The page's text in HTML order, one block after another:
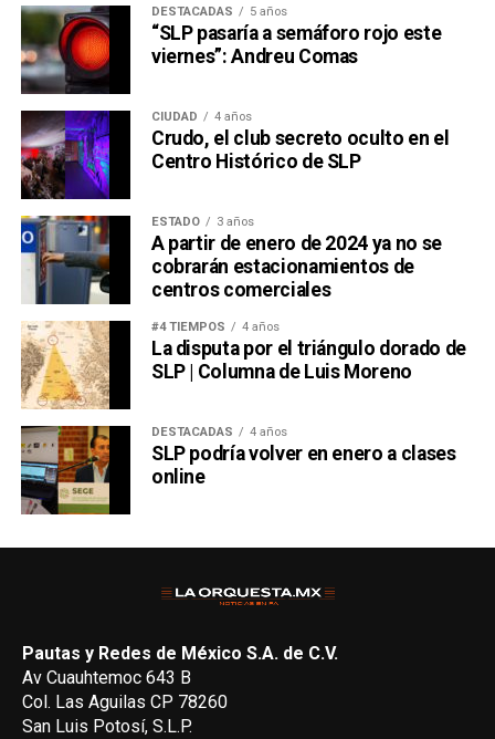
DESTACADAS 5 años
“SLP pasaría a semáforo rojo este
viernes”: Andreu Comas
CIUDAD 4 años
Crudo, el club secreto oculto en el
Centro Histórico de SLP
ESTADO 3 años
A partir de enero de 2024 ya no se
cobrarán estacionamientos de
centros comerciales
#4 TIEMPOS 4 años
La disputa por el triángulo dorado de
SLP | Columna de Luis Moreno
DESTACADAS 4 años
SLP podría volver en enero a clases
online
Pautas y Redes de México S.A. de C.V.
Av Cuauhtemoc 643 B
Col. Las Aguilas CP 78260
San Luis Potosí, S.L.P.